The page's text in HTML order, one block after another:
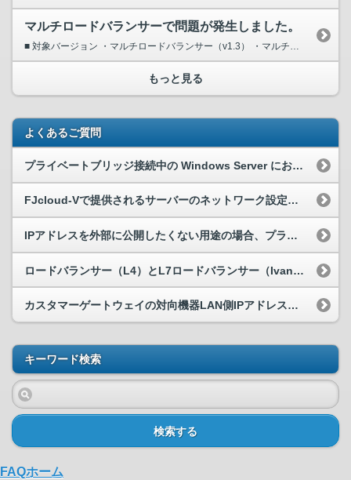
マルチロードバランサーで問題が発生しました。
■ 対象バージョン ・マルチロードバランサー（v1.3） ・マルチロードバランサー（v2系） 現象 原因 Sorryページが設定できない ヘルスチェックに失敗する ML...
もっと見る
よくあるご質問
プライベートブリッジ接続中の Windows Server において OS 再起動後、ネットワーク接続ができなくなった。
FJcloud-Vで提供されるサーバーのネットワーク設定が知りたい
IPアドレスを外部に公開したくない用途の場合、プライベートIPのみ付与という構成を取ることは可能ですか？
ロードバランサー（L4）とL7ロードバランサー（Ivanti Virtual Traffic Manager）の違いを教えてください
カスタマーゲートウェイの対向機器LAN側IPアドレスの設定について
キーワード検索
検索する
FAQホーム